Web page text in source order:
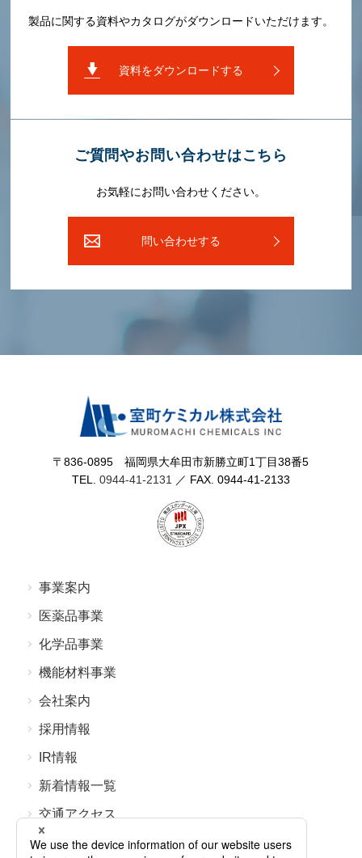
製品に関する資料やカタログがダウンロードいただけます。
資料をダウンロードする
ご質問やお問い合わせはこちら
お気軽にお問い合わせください。
問い合わせする
〒836-0895 福岡県⼤牟⽥市新勝⽴町1丁⽬38番5
TEL. 0944-41-2131 ／ FAX. 0944-41-2133
事業案内
医薬品事業
化学品事業
機能材料事業
会社案内
採⽤情報
IR情報
新着情報⼀覧
交通アクセス
よくあるご質問